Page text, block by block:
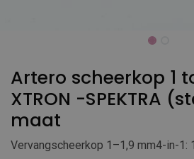
Artero scheerkop 1
XTRON -SPEKTRA
maat
Vervangscheerkop 1–1,9 mm4-in-1: